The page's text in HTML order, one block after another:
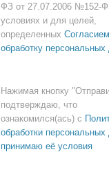
ФЗ от 27.07.2006 №152-
условиях и для целей,
определенных
обработку персональных
Нажимая кнопку
подтверждаю, что
ознакомился(ась) с
обработки
принимаю её условия